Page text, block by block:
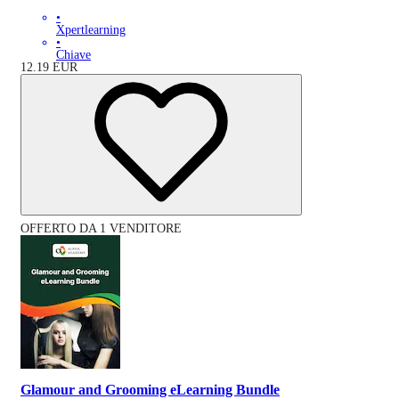
•
Xpertlearning
•
Chiave
12.19 EUR
OFFERTO DA 1 VENDITORE
Glamour and Grooming eLearning Bundle